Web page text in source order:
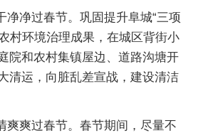
净净过春节。巩固提升阜城“三项
村环境治理成果，在城区背街小
院和农村集镇屋边、道路沟塘开
清运，向脏乱差宣战，建设清洁
爽爽过春节。春节期间，尽量不